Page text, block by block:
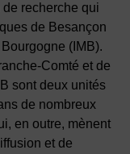
recherche qui
de Besançon
(IMB).
Comté et de
sont deux unités
de nombreux
en outre, mènent
et de